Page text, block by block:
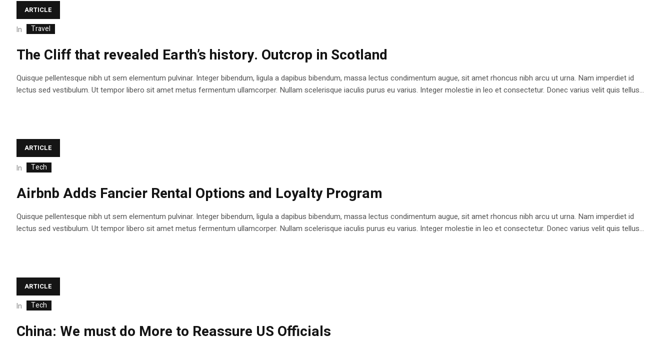
ARTICLE
In Travel
The Cliff that revealed Earth’s history. Outcrop in Scotland
Quisque pellentesque nibh ut sem elementum pulvinar. Integer bibendum, ligula a dapibus bibendum, massa lectus condimentum augue, sit amet rhoncus nibh arcu ut urna. Nam imperdiet id
lectus sed vestibulum. Ut tempor libero sit amet metus fermentum ullamcorper. Nullam scelerisque iaculis purus eu varius. Integer molestie in leo et consectetur. Donec varius velit quis tellus...
ARTICLE
In Tech
Airbnb Adds Fancier Rental Options and Loyalty Program
Quisque pellentesque nibh ut sem elementum pulvinar. Integer bibendum, ligula a dapibus bibendum, massa lectus condimentum augue, sit amet rhoncus nibh arcu ut urna. Nam imperdiet id
lectus sed vestibulum. Ut tempor libero sit amet metus fermentum ullamcorper. Nullam scelerisque iaculis purus eu varius. Integer molestie in leo et consectetur. Donec varius velit quis tellus...
ARTICLE
In Tech
China: We must do More to Reassure US Officials